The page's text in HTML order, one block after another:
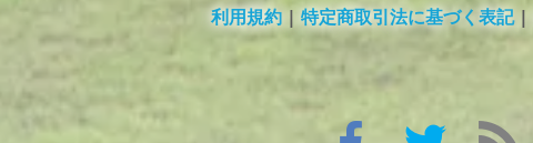
利用規約| 特定商取引法に基づく表記|